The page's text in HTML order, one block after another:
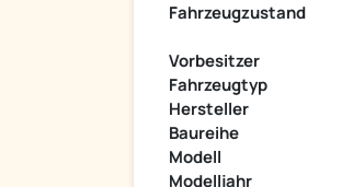
Fahrzeugzustand
Vorbesitzer
Fahrzeugtyp
Hersteller
Baureihe
Modell
Modelljahr